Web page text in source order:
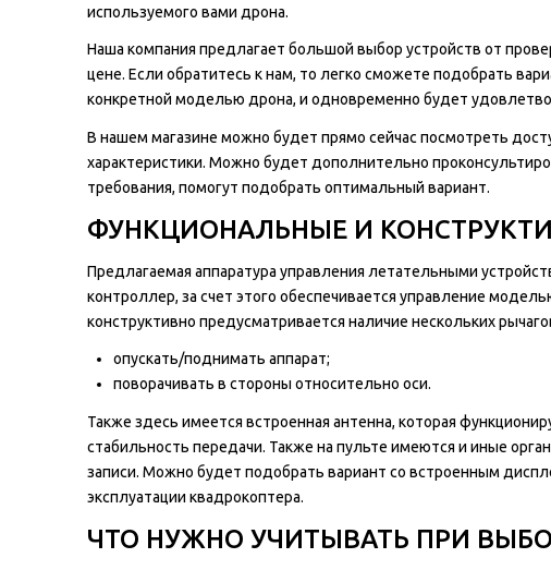
используемого вами дрона.
Наша компания предлагает большой выбор устройств от
цене. Если обратитесь к нам, то легко сможете подобрать
конкретной моделью дрона, и одновременно будет
В нашем магазине можно будет прямо сейчас посмотреть
характеристики. Можно будет дополнительно
требования, помогут подобрать оптимальный вариант.
ФУНКЦИОНАЛЬНЫЕ И
Предлагаемая аппаратура управления летательными
контроллер, за счет этого обеспечивается управление
конструктивно предусматривается наличие нескольких
опускать/поднимать аппарат;
поворачивать в стороны относительно оси.
Также здесь имеется встроенная антенна, которая
стабильность передачи. Также на пульте имеются и иные
записи. Можно будет подобрать вариант со встроенным
эксплуатации квадрокоптера.
ЧТО НУЖНО УЧИТЫВАТЬ ПРИ